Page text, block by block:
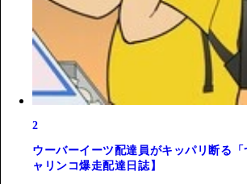
2
ウーバーイーツ配達員がキッパリ断る
ャリンコ爆走配達日誌】